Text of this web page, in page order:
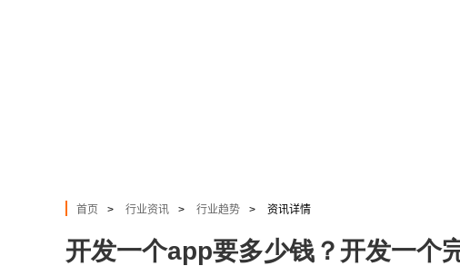
首页 > 行业资讯 > 行业趋势 > 资讯详情
开发一个app要多少钱？开发一个